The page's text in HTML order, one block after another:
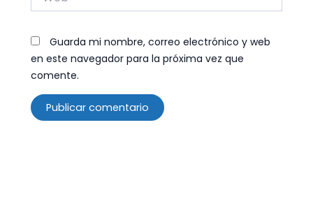
Guarda mi nombre, correo electrónico y web
en este navegador para la próxima vez que
comente.